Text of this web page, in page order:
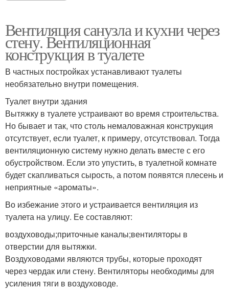
Вентиляция санузла и кухни через
стену. Вентиляционная
конструкция в туалете
В частных постройках устанавливают туалеты
необязательно внутри помещения.
Туалет внутри здания
Вытяжку в туалете устраивают во время строительства.
Но бывает и так, что столь немаловажная конструкция
отсутствует, если туалет, к примеру, отсутствовал. Тогда
вентиляционную систему нужно делать вместе с его
обустройством. Если это упустить, в туалетной комнате
будет скапливаться сырость, а потом появятся плесень и
неприятные «ароматы».
Во избежание этого и устраивается вентиляция из
туалета на улицу. Ее составляют:
воздуховоды;приточные каналы;вентиляторы в
отверстии для вытяжки.
Воздуховодами являются трубы, которые проходят
через чердак или стену. Вентиляторы необходимы для
усиления тяги в воздуховоде.